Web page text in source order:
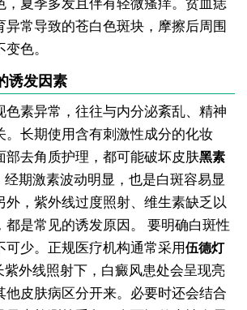
，夏季多发且伴有轻微瘙痒。贫血痣
异常导致的苍白色斑块，摩擦后周围
色。
诱发因素
色素异常，往往与内分泌紊乱、精神
。长期使用含有刺激性成分的化妆
部去角质护理，都可能破坏皮肤黑素
经期激素波动明显，也是白斑容易显
外，紫外线过度照射、维生素缺乏以
是常见的诱发原因。
要明确白斑性
可少。正规医疗机构通常采用伍德灯
紫外线照射下，白癜风患处会呈现亮
他皮肤病区分开来。必要时还会结合